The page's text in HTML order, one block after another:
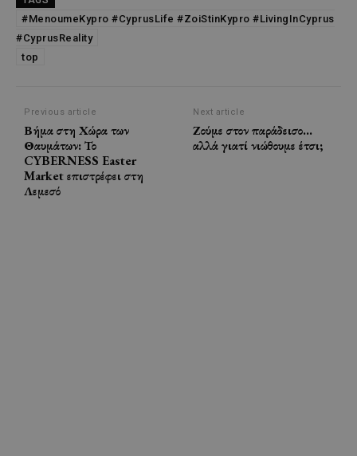
#MenoumeKypro #CyprusLife #ZoiStinKypro #LivingInCyprus
#CyprusReality
top
Previous article
Βήμα στη Χώρα των
Θαυμάτων: Το
CYBERNESS Easter
Market επιστρέφει στη
Λεμεσό
Next article
Ζούμε στον παράδεισο…
αλλά γιατί νιώθουμε έτσι;